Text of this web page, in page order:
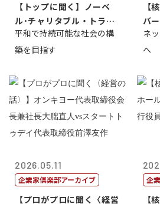
【トップに聞く】ノーベ
ル･チャリタブル・トラス
ト財団会長 マ...
平和で持続可能な社会の構
築を目指す
【
バ
締
ネ
へ
2026.05.11
企業家倶楽部アーカイブ
【プロがプロに聞く〈経営
企
【